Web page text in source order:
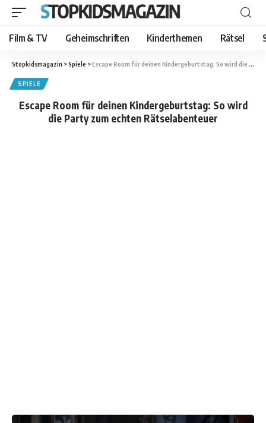
Film & TV Geheimschriften Kinderthemen Rätsel
Stopkidsmagazin >Spiele >Escape Room für deinen Kindergeburtstag: So wird die Party zum echten Rätselabenteuer
SPIELE
Escape Room für deinen Kindergeburtstag: So wird
die Party zum echten Rätselabenteuer